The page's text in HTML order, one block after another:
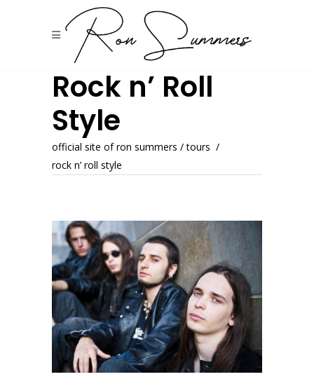
Rock n’ Roll
Style
official site of ron summers /tours /
rock n’ roll style